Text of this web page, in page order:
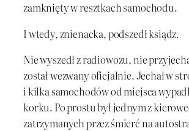
zamknięty w resztkach samochodu.
I wtedy, znienacka, podszedł ksiądz.
Nie wyszedł z radiowozu, nie
został wezwany oficjalnie. Jechał w
i kilka samochodów od miejsca
korku. Po prostu był jednym z
zatrzymanych przez śmierć na